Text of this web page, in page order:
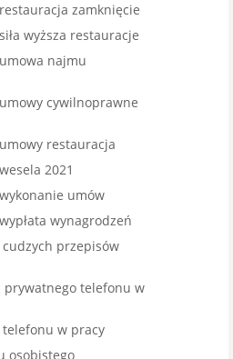
zamknięcie
wyższa restauracje
najmu
cywilnoprawne
restauracja
2021
umów
wynagrodzeń
przepisów
prywatnego telefonu w
telefonu w pracy
osobistego